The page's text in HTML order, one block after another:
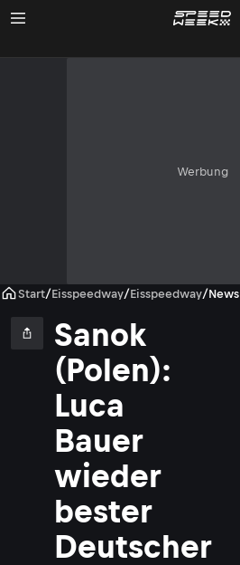
Werbung
Start/Eisspeedway/Eisspeedway/News
Sanok
(Polen):
Luca
Bauer
wieder
bester
Deutscher